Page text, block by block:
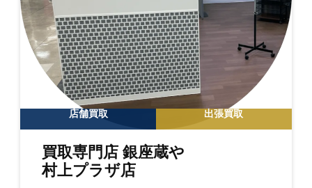
店舗買取 出張買取
買取専門店 銀座蔵や
村上プラザ店